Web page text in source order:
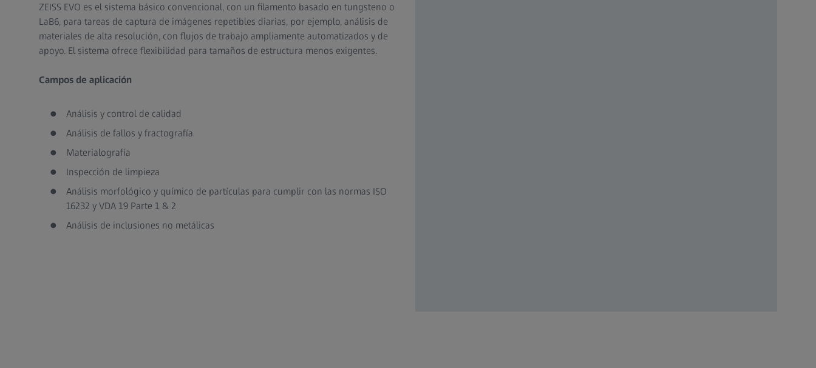
ZEISS EVO es el sistema básico convencional, con un filamento basado en tungsteno o
LaB6, para tareas de captura de imágenes repetibles diarias, por ejemplo, análisis de
materiales de alta resolución, con flujos de trabajo ampliamente automatizados y de
apoyo. El sistema ofrece flexibilidad para tamaños de estructura menos exigentes.
Campos de aplicación
Análisis y control de calidad
Análisis de fallos y fractografía
Materialografía
Inspección de limpieza
Análisis morfológico y químico de partículas para cumplir con las normas ISO
16232 y VDA 19 Parte 1 & 2
Análisis de inclusiones no metálicas